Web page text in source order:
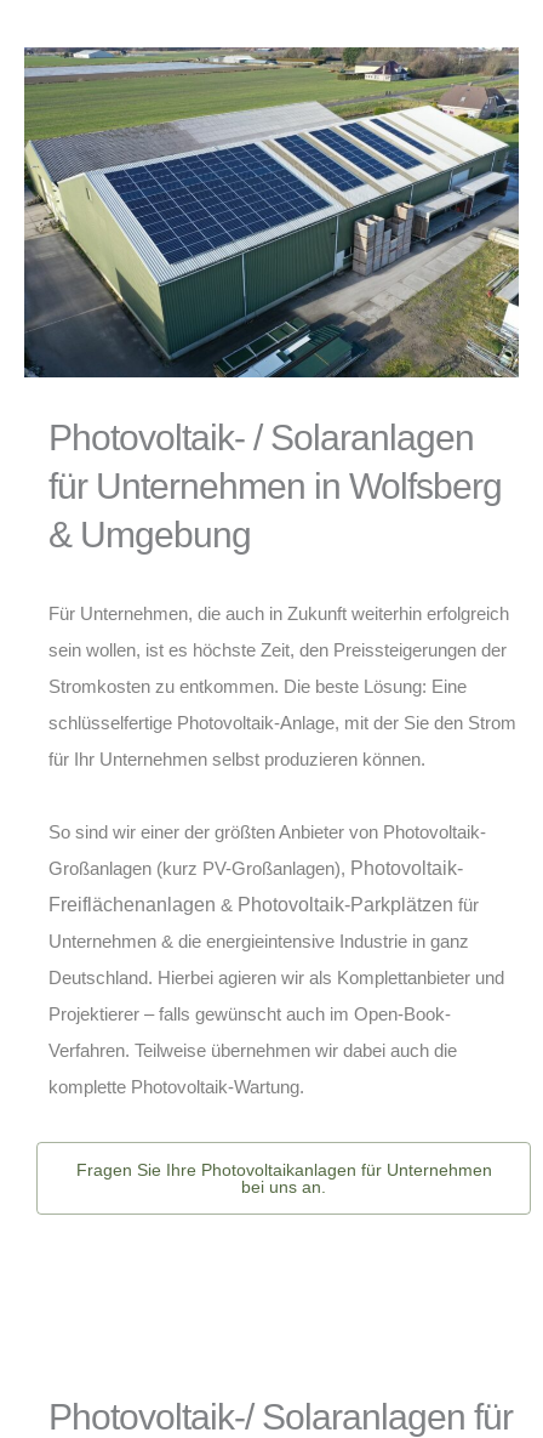
Photovoltaik- / Solaranlagen
für Unternehmen in Wolfsberg
& Umgebung
Für Unternehmen, die auch in Zukunft weiterhin erfolgreich
sein wollen, ist es höchste Zeit, den Preissteigerungen der
Stromkosten zu entkommen. Die beste Lösung: Eine
schlüsselfertige Photovoltaik-Anlage, mit der Sie den Strom
für Ihr Unternehmen selbst produzieren können.
So sind wir einer der größten Anbieter von Photovoltaik-
Großanlagen (kurz PV-Großanlagen), Photovoltaik-
Freiflächenanlagen & Photovoltaik-Parkplätzen für
Unternehmen & die energieintensive Industrie in ganz
Deutschland. Hierbei agieren wir als Komplettanbieter und
Projektierer – falls gewünscht auch im Open-Book-
Verfahren. Teilweise übernehmen wir dabei auch die
komplette Photovoltaik-Wartung.
Fragen Sie Ihre Photovoltaikanlagen für Unternehmen
bei uns an.
Photovoltaik-/ Solaranlagen für